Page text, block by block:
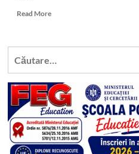
Read MoreRead
Un
fost
tras
pe
dreapta
de
polițiști
Caută